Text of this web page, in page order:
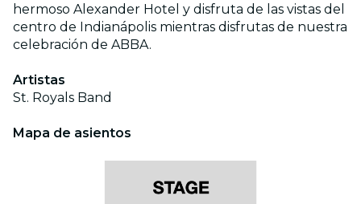
hermoso Alexander Hotel y disfruta de las vistas del
centro de Indianápolis mientras disfrutas de nuestra
celebración de ABBA.
Artistas
St. Royals Band
Mapa de asientos